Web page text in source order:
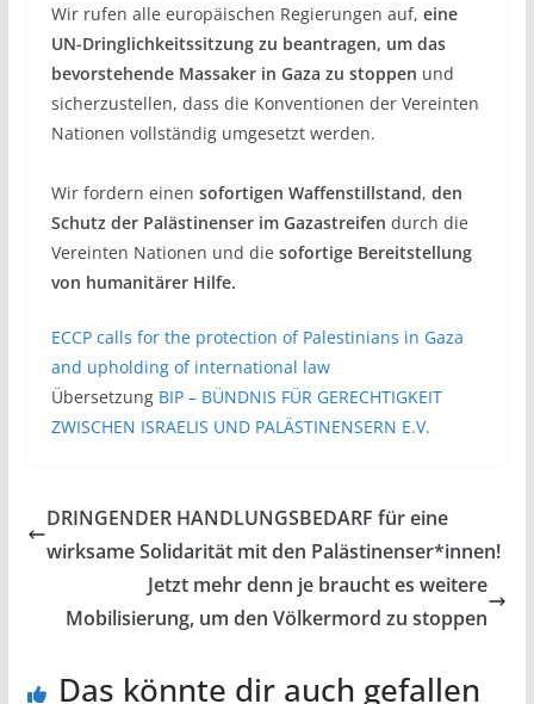
Wir rufen alle europäischen Regierungen auf, eine
UN-Dringlichkeitssitzung zu beantragen, um das
bevorstehende Massaker in Gaza zu stoppen und
sicherzustellen, dass die Konventionen der Vereinten
Nationen vollständig umgesetzt werden.
Wir fordern einen sofortigen Waffenstillstand, den
Schutz der Palästinenser im Gazastreifen durch die
Vereinten Nationen und die sofortige Bereitstellung
von humanitärer Hilfe.
ECCP calls for the protection of Palestinians in Gaza
and upholding of international law
Übersetzung BIP – BÜNDNIS FÜR GERECHTIGKEIT
ZWISCHEN ISRAELIS UND PALÄSTINENSERN E.V.
DRINGENDER HANDLUNGSBEDARF für eine
wirksame Solidarität mit den Palästinenser*innen!
Jetzt mehr denn je braucht es weitere
Mobilisierung, um den Völkermord zu stoppen
Das könnte dir auch gefallen